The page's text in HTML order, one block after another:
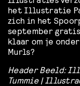
het Illustratie
zich in het
september
klaar om je
Murls?
Header Beeld:
Tummie |